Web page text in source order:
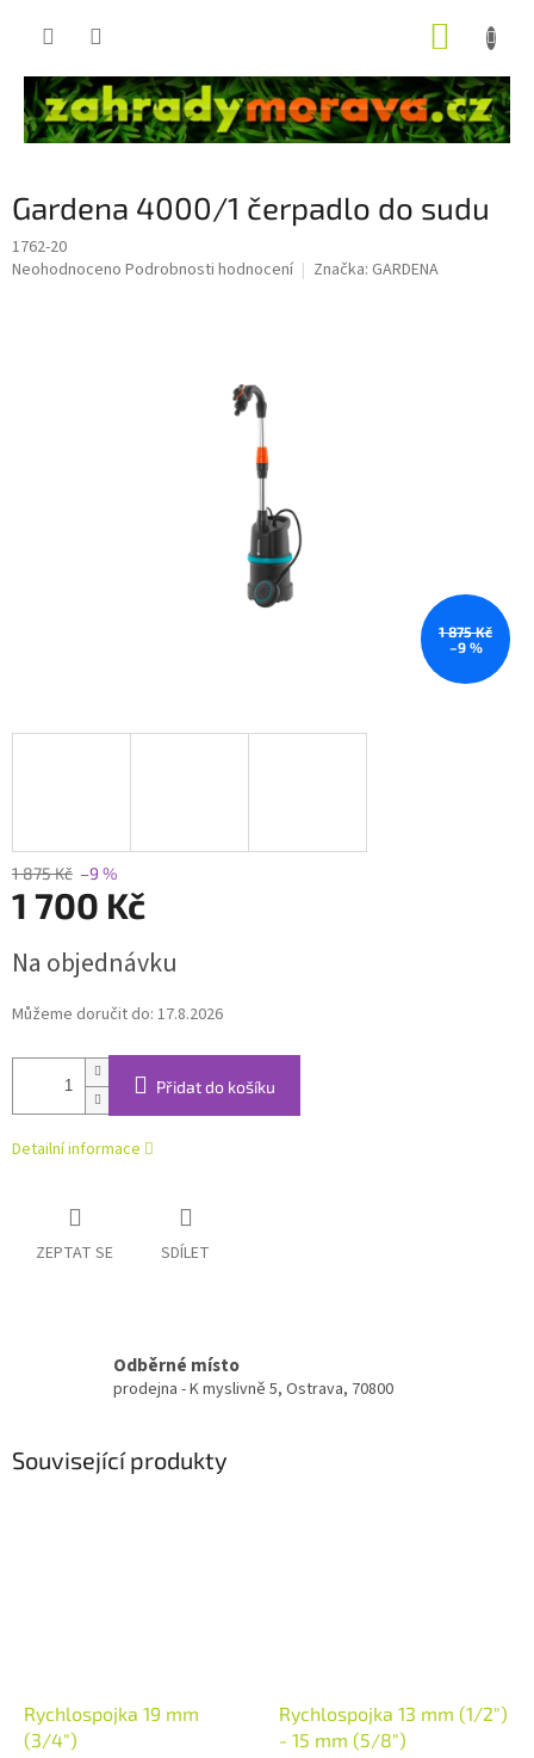
Gardena 4000/1 čerpadlo do sudu
1762-20
Průměrné
Neohodnoceno Podrobnosti hodnocení Značka: GARDENA
1 875 Kč
–9 %
1 875 Kč –9 %
1 700 Kč
cena:
Na objednávku
Můžeme doručit do: 17.8.2026
Přidat do košíku
Detailní informace
ZEPTAT SE SDÍLET
Odběrné místo
prodejna - K myslivně 5, Ostrava, 70800
Související produkty
Rychlospojka 19 mm
(3/4")
Rychlospojka 13 mm (1/2")
- 15 mm (5/8")